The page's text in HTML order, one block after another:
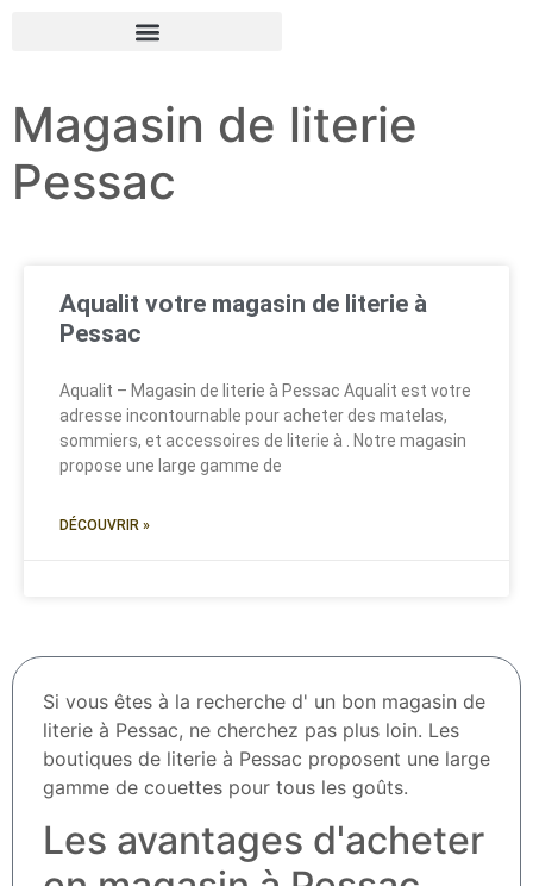
Magasin de literie
Pessac
Aqualit votre magasin de literie à
Pessac
Aqualit – Magasin de literie à Pessac Aqualit est votre
adresse incontournable pour acheter des matelas,
sommiers, et accessoires de literie à . Notre magasin
propose une large gamme de
DÉCOUVRIR »
Si vous êtes à la recherche d' un bon magasin de
literie à Pessac, ne cherchez pas plus loin. Les
boutiques de literie à Pessac proposent une large
gamme de couettes pour tous les goûts.
Les avantages d'acheter